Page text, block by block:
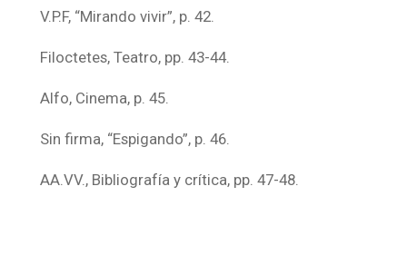
V.P.F, “Mirando vivir”, p. 42.
Filoctetes, Teatro, pp. 43-44.
Alfo, Cinema, p. 45.
Sin firma, “Espigando”, p. 46.
AA.VV., Bibliografía y crítica, pp. 47-48.